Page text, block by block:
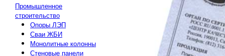
Промышленное
строительство
Опоры ЛЭП
Сваи ЖБИ
Монолитные колонны
Стеновые панели